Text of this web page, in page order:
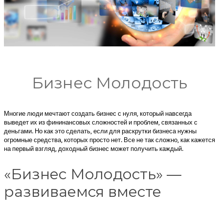
Бизнес Молодость
Многие люди мечтают создать бизнес с нуля, который навсегда
выведет их из фининансовых сложностей и проблем, связанных с
деньгами. Но как это сделать, если для раскрутки бизнеса нужны
огромные средства, которых просто нет. Все не так сложно, как кажется
на первый взгляд, доходный бизнес может получить каждый.
«Бизнес Молодость» —
развиваемся вместе